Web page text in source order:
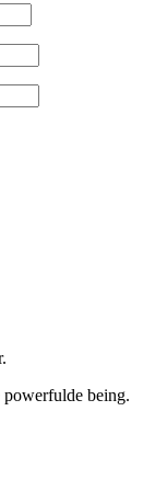
being.